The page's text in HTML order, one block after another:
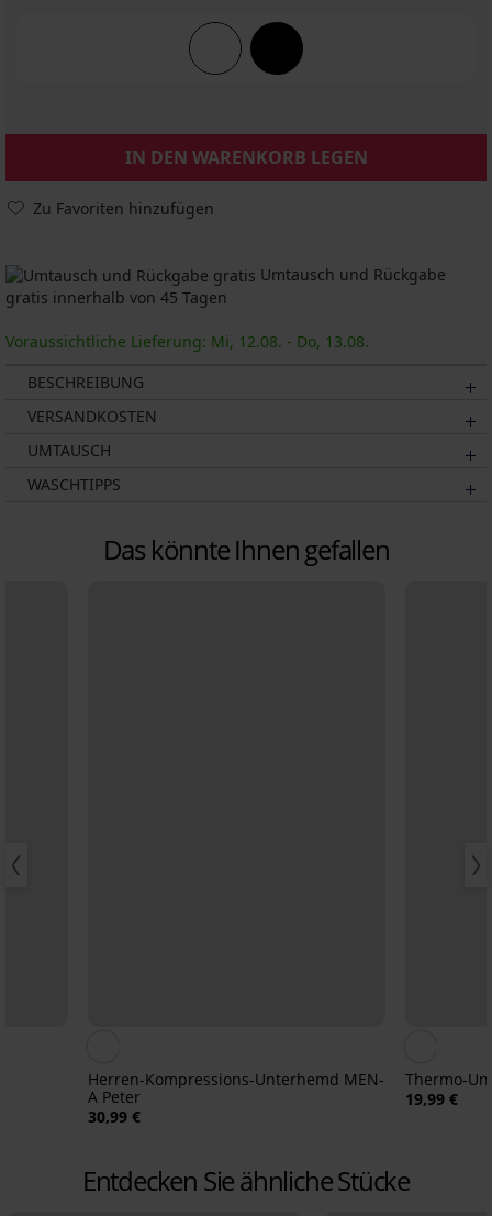
IN DEN WARENKORB LEGEN
Zu Favoriten hinzufügen
Umtausch und Rückgabe
gratis innerhalb von 45 Tagen
Voraussichtliche Lieferung: Mi, 12.08. - Do, 13.08.
BESCHREIBUNG
VERSANDKOSTEN
UMTAUSCH
WASCHTIPPS
Das könnte Ihnen gefallen
Herren-Kompressions-Unterhemd MEN-
A Peter
30,99 €
Thermo-
19,99 €
Entdecken Sie ähnliche Stücke